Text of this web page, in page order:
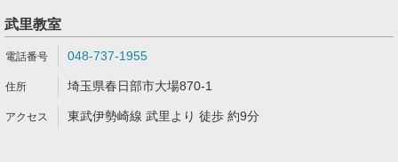
武里教室
048-737-1955
埼玉県春日部市大場870-1
東武伊勢崎線 武里より 徒歩 約9分